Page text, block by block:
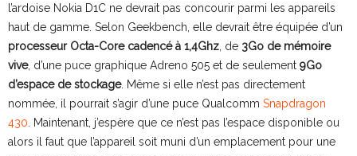
l’ardoise Nokia D1C ne devrait pas concourir parmi les appareils
haut de gamme. Selon Geekbench, elle devrait être équipée d’un
processeur Octa-Core cadencé à 1,4Ghz , de 3Go de mémoire
vive, d’une puce graphique Adreno 505 et de seulement 9Go
d’espace de stockage. Même si elle n’est pas directement
nommée, il pourrait s’agir d’une puce Qualcomm Snapdragon
430 . Maintenant, j’espère que ce n’est pas l’espace disponible ou
alors il faut que l’appareil soit muni d’un emplacement pour une